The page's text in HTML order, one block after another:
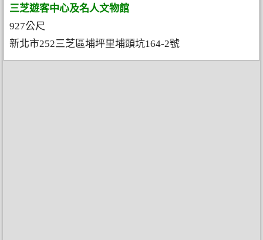
三芝遊客中心及名人文物館
927公尺
新北市252三芝區埔坪里埔頭坑164-2號